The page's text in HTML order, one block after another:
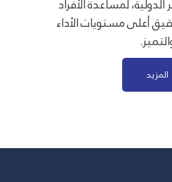
لمساعدة الأفراد
أعلى مستويات الأداء
المزيد